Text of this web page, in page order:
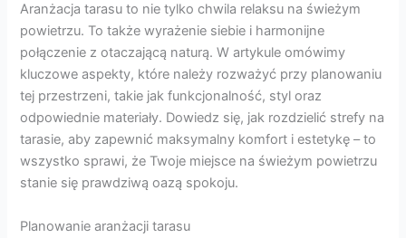
Aranżacja tarasu to nie tylko chwila relaksu na świeżym
powietrzu. To także wyrażenie siebie i harmonijne
połączenie z otaczającą naturą. W artykule omówimy
kluczowe aspekty, które należy rozważyć przy planowaniu
tej przestrzeni, takie jak funkcjonalność, styl oraz
odpowiednie materiały. Dowiedz się, jak rozdzielić strefy na
tarasie, aby zapewnić maksymalny komfort i estetykę – to
wszystko sprawi, że Twoje miejsce na świeżym powietrzu
stanie się prawdziwą oazą spokoju.
Planowanie aranżacji tarasu